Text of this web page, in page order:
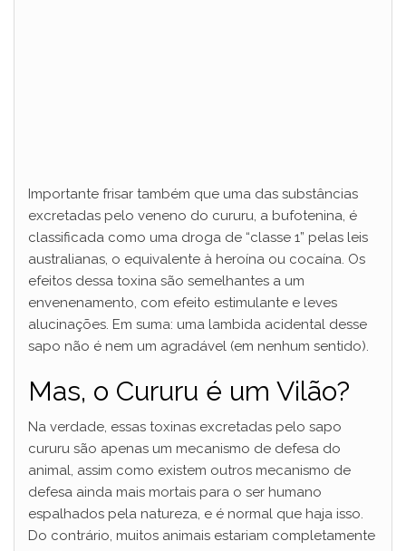
Importante frisar também que uma das substâncias
excretadas pelo veneno do cururu, a bufotenina, é
classificada como uma droga de “classe 1” pelas leis
australianas, o equivalente à heroína ou cocaína. Os
efeitos dessa toxina são semelhantes a um
envenenamento, com efeito estimulante e leves
alucinações. Em suma: uma lambida acidental desse
sapo não é nem um agradável (em nenhum sentido).
Mas, o Cururu é um Vilão?
Na verdade, essas toxinas excretadas pelo sapo
cururu são apenas um mecanismo de defesa do
animal, assim como existem outros mecanismo de
defesa ainda mais mortais para o ser humano
espalhados pela natureza, e é normal que haja isso.
Do contrário, muitos animais estariam completamente